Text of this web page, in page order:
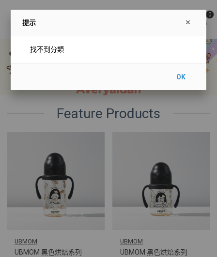
0
Feature Products
UBMOM
UBMOM 黑色烘焙系列
UBMOM
UBMOM 黑色烘焙系列
提示
找不到分類
OK